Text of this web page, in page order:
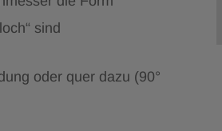
sind
oder quer dazu (90°